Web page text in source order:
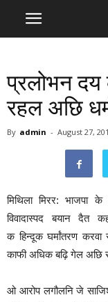
प्रलोभन
रहल अछि
By admin - August 27,
मिथिला मिरर: भाजपा के
विवादास्पद बयान
क हिन्दूक घर्मांतरण
काफी अधिक बढ़ि गेल अछि
ओ आरोप लगौलनि जे